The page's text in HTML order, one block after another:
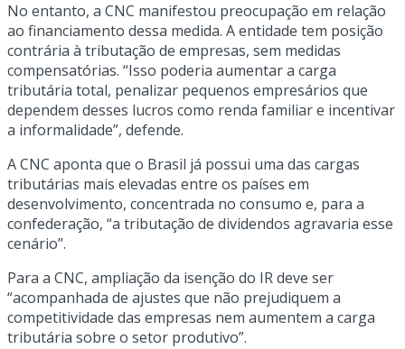
No entanto, a CNC manifestou preocupação em relação
ao financiamento dessa medida. A entidade tem posição
contrária à tributação de empresas, sem medidas
compensatórias. “Isso poderia aumentar a carga
tributária total, penalizar pequenos empresários que
dependem desses lucros como renda familiar e incentivar
a informalidade”, defende.
A CNC aponta que o Brasil já possui uma das cargas
tributárias mais elevadas entre os países em
desenvolvimento, concentrada no consumo e, para a
confederação, “a tributação de dividendos agravaria esse
cenário”.
Para a CNC, ampliação da isenção do IR deve ser
“acompanhada de ajustes que não prejudiquem a
competitividade das empresas nem aumentem a carga
tributária sobre o setor produtivo”.